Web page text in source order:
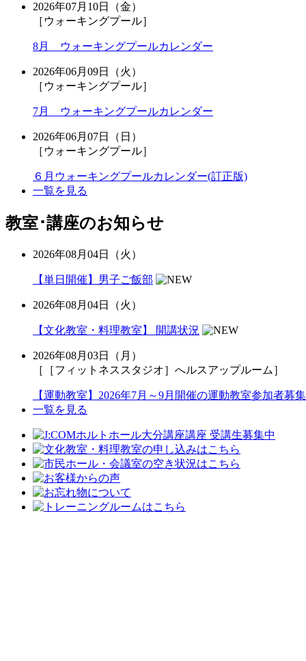
2026年07月10日（金）
［ウォーキングプール］
8月 ウォーキングプールカレンダー
2026年06月09日（火）
［ウォーキングプール］
7月 ウォーキングプールカレンダー
2026年06月07日（日）
［ウォーキングプール］
６月ウォーキングプールカレンダー(訂正版)
一覧を見る
教室･講座のお知らせ
2026年08月04日（火）
【単日開催】男子ご飯部
2026年08月04日（火）
【文化教室・料理教室】 開講状況
2026年08月03日（月）
［［フィットネススタジオ］へルスアップルーム］
【運動教室】2026年7月～9月開催の運動教室参加者募集
一覧を見る